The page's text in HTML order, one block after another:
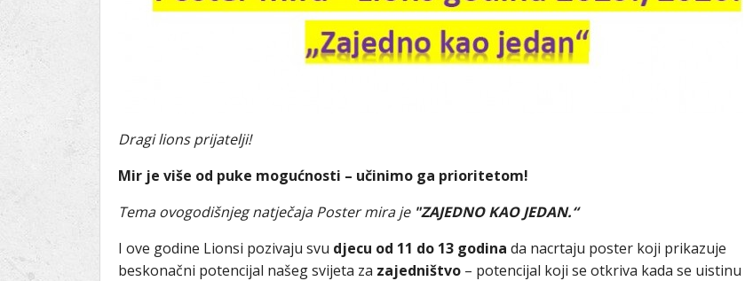
Dragi lions prijatelji!
Mir je više od puke mogućnosti – učinimo ga prioritetom!
Tema ovogodišnjeg natječaja Poster mira je "ZAJEDNO KAO JEDAN.“
I ove godine Lionsi pozivaju svu djecu od 11 do 13 godina da nacrtaju poster koji prikazuje
beskonačni potencijal našeg svijeta za zajedništvo – potencijal koji se otkriva kada se uistinu